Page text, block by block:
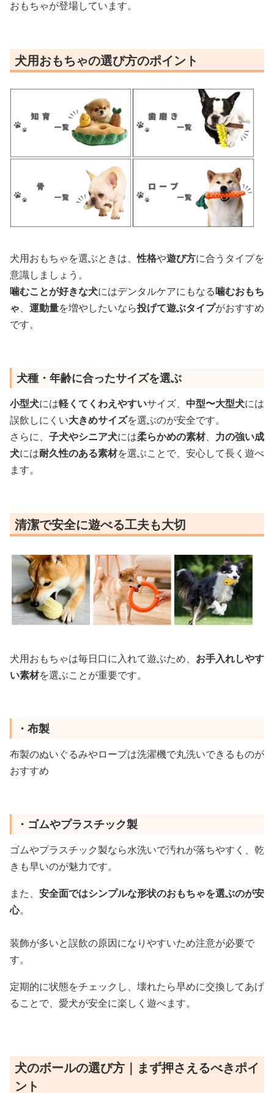
おもちゃが登場しています。
犬用おもちゃの選び方のポイント
犬用おもちゃを選ぶときは、性格や遊び方に合うタイプを
意識しましょう。
噛むことが好きな犬にはデンタルケアにもなる噛むおもち
ゃ、 運動量を増やしたいなら投げて遊ぶタイプがおすすめ
です。
犬種・年齢に合ったサイズを選ぶ
小型犬には軽くてくわえやすいサイズ、 中型〜大型犬には
誤飲しにくい大きめサイズを選ぶのが安全です。
さらに、 子犬やシニア犬には柔らかめの素材、 力の強い成
犬には耐久性のある素材を選ぶことで、安心して長く遊べ
ます。
清潔で安全に遊べる工夫も大切
犬用おもちゃは毎日口に入れて遊ぶため、 お手入れしやす
い素材を選ぶことが重要です。
・布製
布製のぬいぐるみやロープは洗濯機で丸洗いできるものが
おすすめ
・ゴムやプラスチック製
ゴムやプラスチック製なら水洗いで汚れが落ちやすく、乾
きも早いのが魅力です。
また、 安全面ではシンプルな形状のおもちゃを選ぶのが安
心。
装飾が多いと誤飲の原因になりやすいため注意が必要で
す。
定期的に状態をチェックし、壊れたら早めに交換してあげ
ることで、愛犬が安全に楽しく遊べます。
犬のボールの選び方｜まず押さえるべきポイ
ント